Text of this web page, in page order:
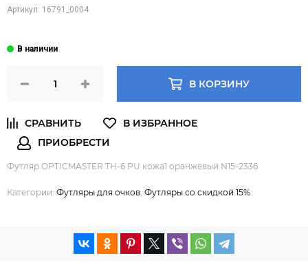
Артикул: 16791_0004
В КОРЗИНУ
Футляр OPTICMASTER ТН-6 PU кожа1 оранжевый N15-2336
Категории: Футляры для очков, Футляры со скидкой 15%